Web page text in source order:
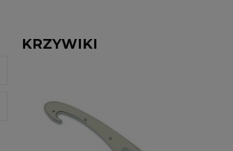
KRZYWIKI